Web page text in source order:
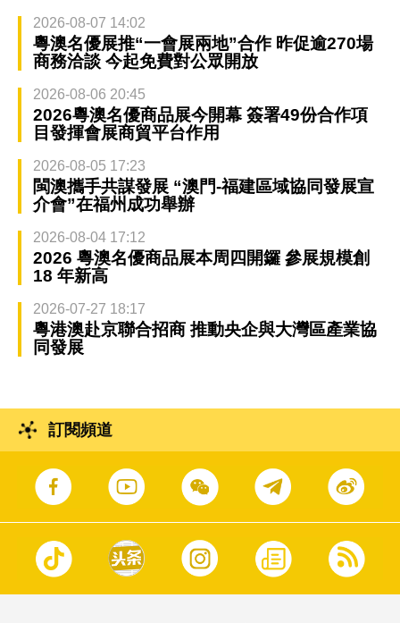
2026-08-07 14:02
粵澳名優展推“一會展兩地”合作 昨促逾270場
商務洽談 今起免費對公眾開放
2026-08-06 20:45
2026粵澳名優商品展今開幕 簽署49份合作項
目發揮會展商貿平台作用
2026-08-05 17:23
閩澳攜手共謀發展 “澳門-福建區域協同發展宣
介會”在福州成功舉辦
2026-08-04 17:12
2026 粵澳名優商品展本周四開鑼 參展規模創
18 年新高
2026-07-27 18:17
粵港澳赴京聯合招商 推動央企與大灣區產業協
同發展
訂閱頻道